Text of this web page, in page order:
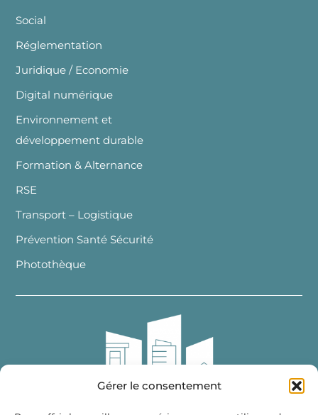
Gérer le consentement
Social
Réglementation
Juridique / Economie
Digital numérique
Environnement et
développement durable
Formation & Alternance
RSE
Transport – Logistique
Prévention Santé Sécurité
Photothèque